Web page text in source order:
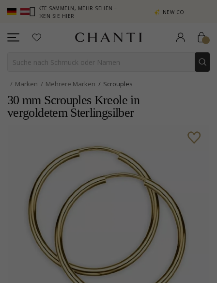
SAMMELN, MEHR SEHEN –
SIE HIER
NEW COLLECTION | AURA
Marken Mehrere Marken Scrouples
30 mm Scrouples Kreole in
vergoldetem Sterlingsilber